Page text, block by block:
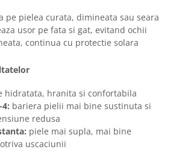
pe pielea curata, dimineata sau seara
usor pe fata si gat, evitand ochii
continua cu protectie solara
hidratata, hranita si confortabila
bariera pielii mai bine sustinuta si
redusa
piele mai supla, mai bine
uscaciunii